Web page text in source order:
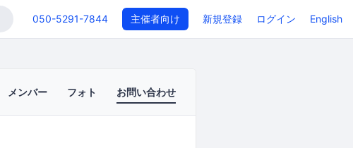
050-5291-7844 主催者向け 新規登録 ログイン English
メンバー フォト お問い合わせ